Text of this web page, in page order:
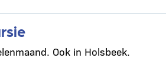
Ook in Holsbeek.